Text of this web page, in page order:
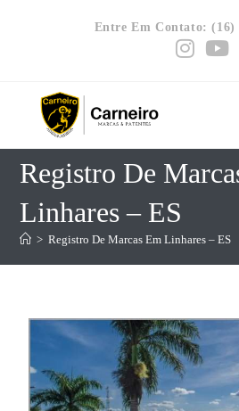
Entre Em Contato: (16)
Registro De
Linhares – ES
> Registro De Marcas Em Linhares – ES